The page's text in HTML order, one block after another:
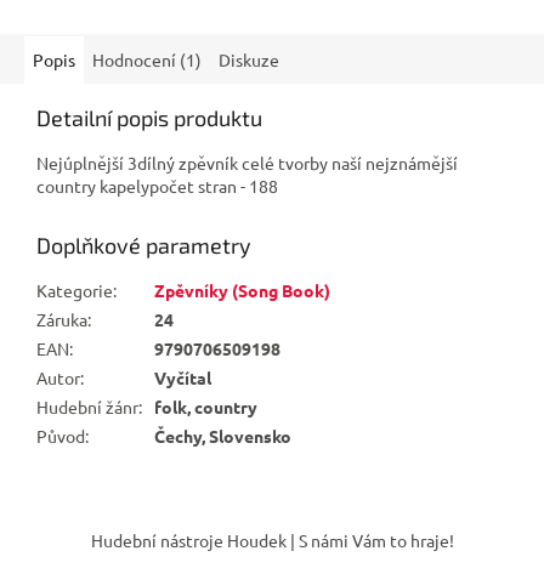
Popis Hodnocení (1) Diskuze
Detailní popis produktu
Nejúplnější 3dílný zpěvník celé tvorby naší nejznámější
country kapelypočet stran - 188
Doplňkové parametry
Kategorie:
Zpěvníky (Song Book)
Záruka:
24
EAN:
9790706509198
Autor:
Vyčítal
Hudební žánr:
folk, country
Původ: Čechy, Slovensko
Hudební nástroje Houdek | S námi Vám to hraje!